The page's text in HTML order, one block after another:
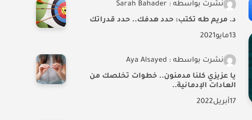
نشرت بواسطه : Sarah Bahader
د. مريم طه تكتب: حدد هدفك.. حدد قدراتك
13مايو2021
نشرت بواسطه : Aya Alsayed
يا عزيزي كلنا مدمنون.. خطوات تخلصك من
العادات الإدمانية..
17أبريل2022